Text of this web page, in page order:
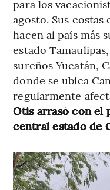
para los
agosto. Sus
hacen al país más
estado
sureños Yucatán,
donde se ubica
regularmente
Otis arrasó con el
central estado de